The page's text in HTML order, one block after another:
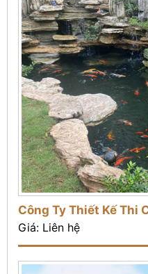
Công Ty Thiết Kế Thi
Giá: Liên hệ